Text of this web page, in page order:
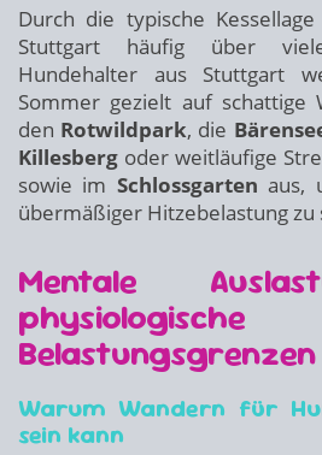
Durch die typische
Stuttgart häufig über
Hundehalter aus Stuttgart
Sommer gezielt auf schattige
den Rotwildpark, die
Killesberg oder weitläufige
sowie im Schlossgarten aus,
übermäßiger Hitzebelastung zu
Mentale
physiologische
Belastungsgrenzen
Warum Wandern für
sein kann